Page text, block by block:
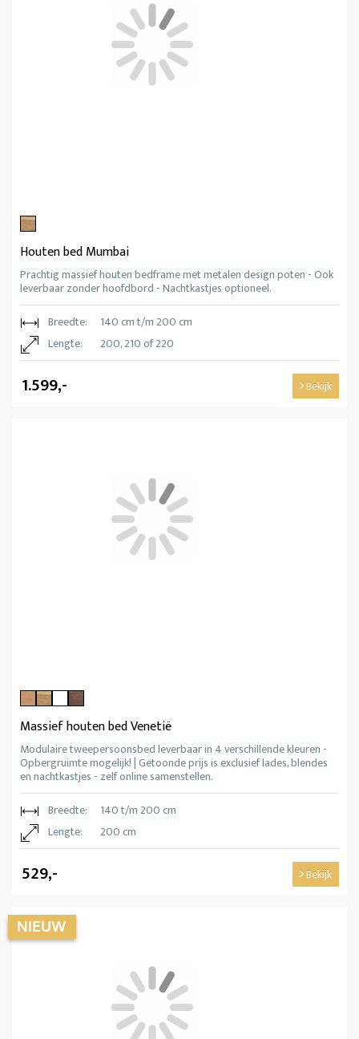
Houten bed Mumbai
Prachtig massief houten bedframe met metalen design poten - Ook
leverbaar zonder hoofdbord - Nachtkastjes optioneel.
Breedte:
140 cm t/m 200 cm
Lengte:
200, 210 of 220
1.599,- Bekijk
Massief houten bed Venetië
Modulaire tweepersoonsbed leverbaar in 4 verschillende kleuren -
Opbergruimte mogelijk! | Getoonde prijs is exclusief lades, blendes
en nachtkastjes - zelf online samenstellen.
Breedte:
140 t/m 200 cm
Lengte:
200 cm
529,- Bekijk